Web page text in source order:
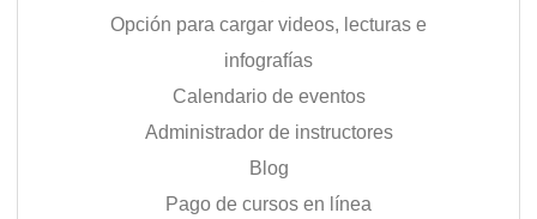
Opción para cargar videos, lecturas e
infografías
Calendario de eventos
Administrador de instructores
Blog
Pago de cursos en línea